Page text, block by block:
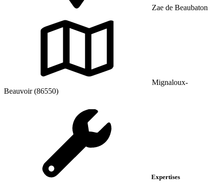
Zae de Beaubaton
Mignaloux-
Beauvoir (86550)
Expertises